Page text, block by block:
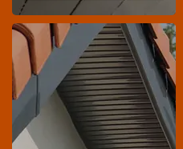
Traitement de
charpente 43
Spécialiste en